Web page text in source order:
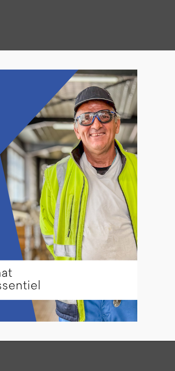
EN INDUSTRIE
travail adapté.
intellectuelle qui ont une rente AI.
socioprofessionnel ou une maîtresse
est ouvert dans le Pôle Partenariats dsm-